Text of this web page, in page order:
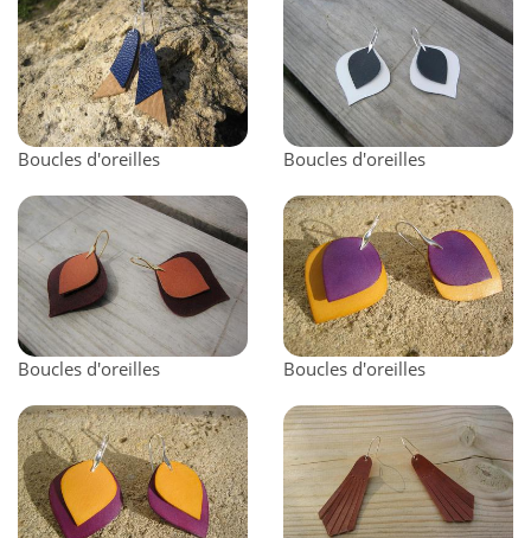
Boucles d'oreilles Boucles d'oreilles
Boucles d'oreilles Boucles d'oreilles